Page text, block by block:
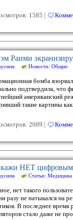
1585 |
Раими
Новости: Общие
бомба
подтвердила, что
американский
такие картины
2089 |
НЕТ цифровым
Статьи: Медицина
нет такого
разу не натыкался на
В последнее время
стало даже не